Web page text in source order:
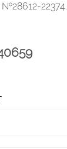
№28612-22374.